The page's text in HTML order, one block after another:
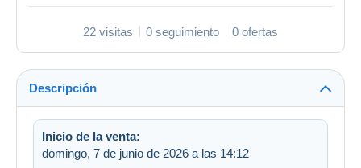
22 visitas 0 seguimiento 0 ofertas
Descripción
Inicio de la venta:
domingo, 7 de junio de 2026 a las 14:12